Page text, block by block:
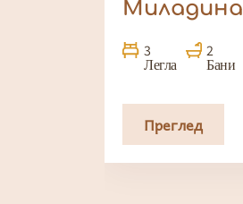
Миладина
3
Легла
2
Бани
Преглед